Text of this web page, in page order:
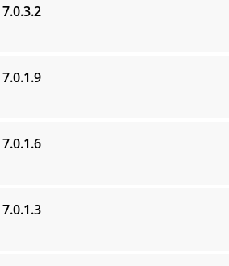
7.0.3.2
7.0.1.9
7.0.1.6
7.0.1.3